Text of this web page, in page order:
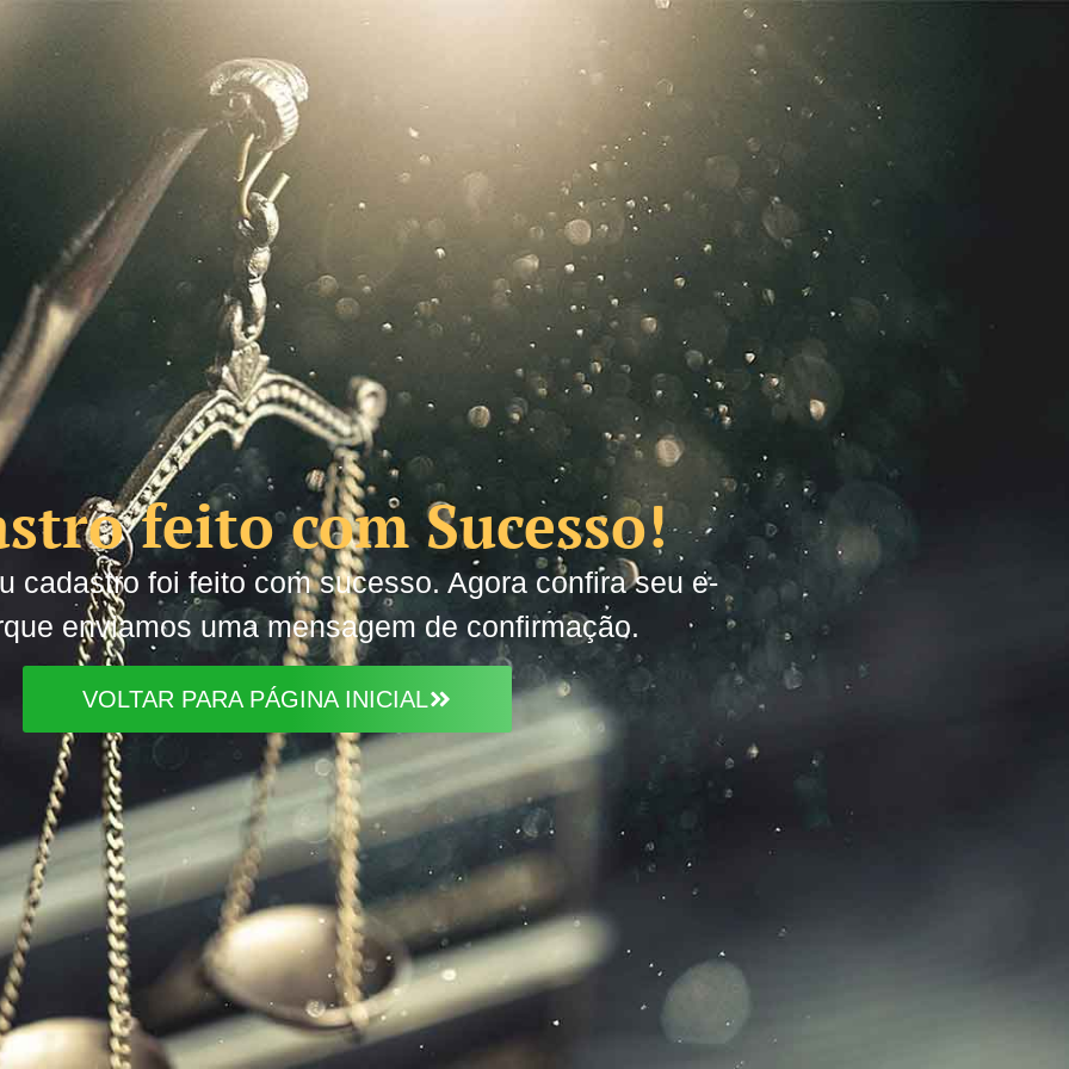
feito com Sucesso!
cadastro foi feito com sucesso. Agora confira seu e-
enviamos uma mensagem de confirmação.
VOLTAR PARA PÁGINA INICIAL